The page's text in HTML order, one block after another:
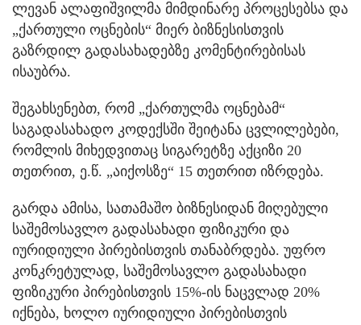
ლევან ალაფიშვილმა მიმდინარე პროცესებსა და
„ქართული ოცნების“ მიერ ბიზნესისთვის
გაზრდილ გადასახადებზე კომენტირებისას
ისაუბრა.
შეგახსენებთ, რომ „ქართულმა ოცნებამ“
საგადასახადო კოდექსში შეიტანა ცვლილებები,
რომლის მიხედვითაც სიგარეტზე აქციზი 20
თეთრით, ე.წ. „აიქოსზე“ 15 თეთრით იზრდება.
გარდა ამისა, სათამაშო ბიზნესიდან მიღებული
საშემოსავლო გადასახადი ფიზიკური და
იურიდიული პირებისთვის თანაბრდება. უფრო
კონკრეტულად, საშემოსავლო გადასახადი
ფიზიკური პირებისთვის 15%-ის ნაცვლად 20%
იქნება, ხოლო იურიდიული პირებისთვის